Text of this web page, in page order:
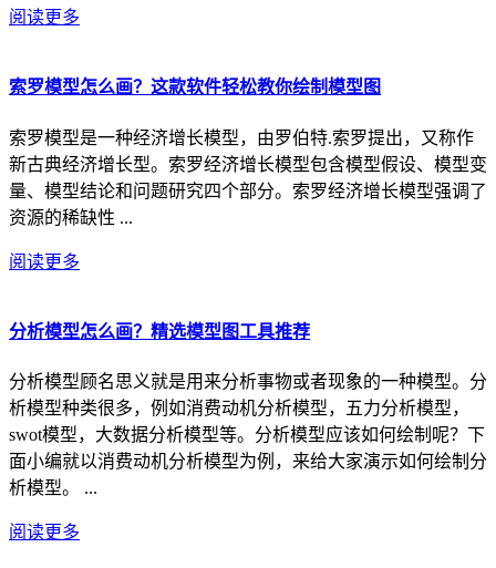
阅读更多
索罗模型怎么画？这款软件轻松教你绘制模型图
索罗模型是一种经济增长模型，由罗伯特.索罗提出，又称作
新古典经济增长型。索罗经济增长模型包含模型假设、模型变
量、模型结论和问题研究四个部分。索罗经济增长模型强调了
资源的稀缺性 ...
阅读更多
分析模型怎么画？精选模型图工具推荐
分析模型顾名思义就是用来分析事物或者现象的一种模型。分
析模型种类很多，例如消费动机分析模型，五力分析模型，
swot模型，大数据分析模型等。分析模型应该如何绘制呢？下
面小编就以消费动机分析模型为例，来给大家演示如何绘制分
析模型。 ...
阅读更多